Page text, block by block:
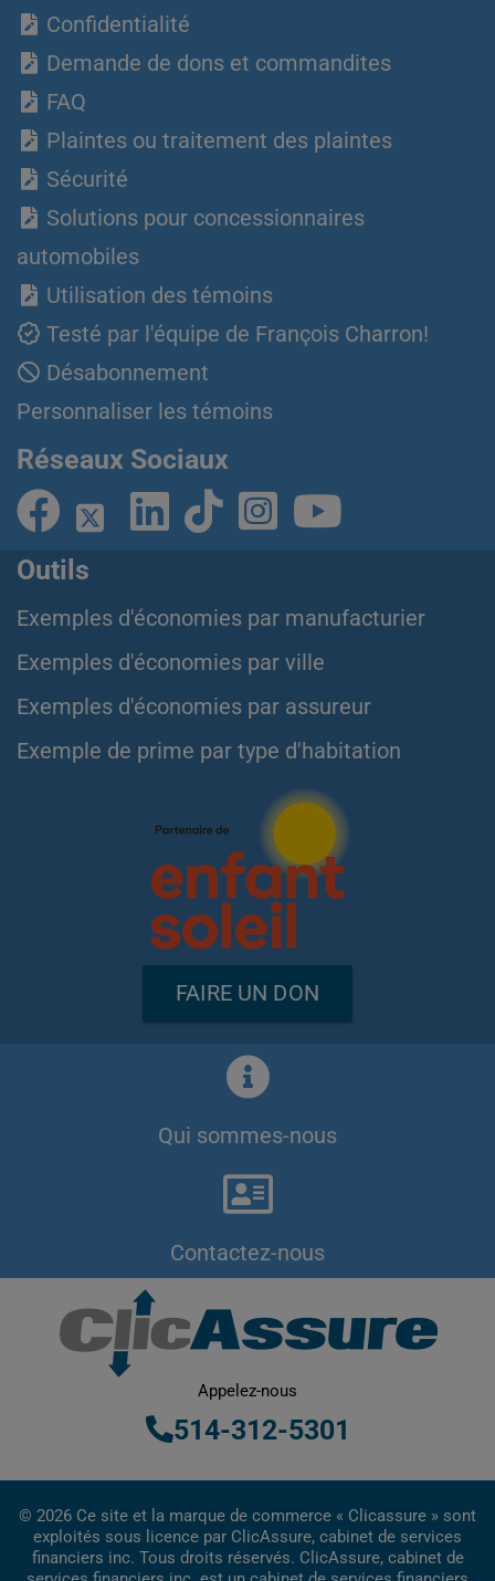
Confidentialité
Demande de dons et commandites
FAQ
Plaintes ou traitement des plaintes
Sécurité
Solutions pour concessionnaires
automobiles
Utilisation des témoins
Testé par l'équipe de François Charron!
Désabonnement
Personnaliser les témoins
Réseaux Sociaux
Outils
Exemples d'économies par manufacturier
Exemples d'économies par ville
Exemples d'économies par assureur
Exemple de prime par type d'habitation
FAIRE UN DON
Qui sommes-nous
Contactez-nous
Appelez-nous
514-312-5301
© 2026 Ce site et la marque de commerce « Clicassure » sont
exploités sous licence par ClicAssure, cabinet de services
financiers inc. Tous droits réservés. ClicAssure, cabinet de